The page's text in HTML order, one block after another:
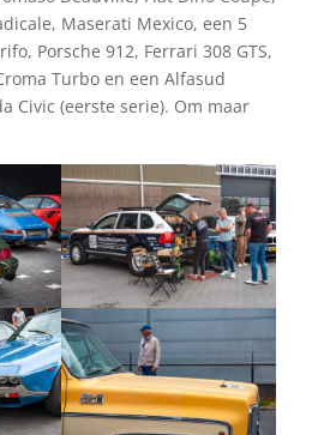
Maserati Mexico, een 5
Porsche 912, Ferrari 308 GTS,
Turbo en een Alfasud
Civic (eerste serie). Om maar